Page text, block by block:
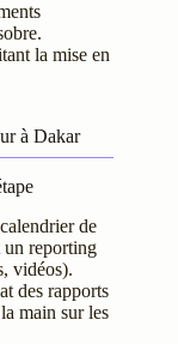
la mise en
à Dakar
de
un reporting
vidéos).
des rapports
main sur les